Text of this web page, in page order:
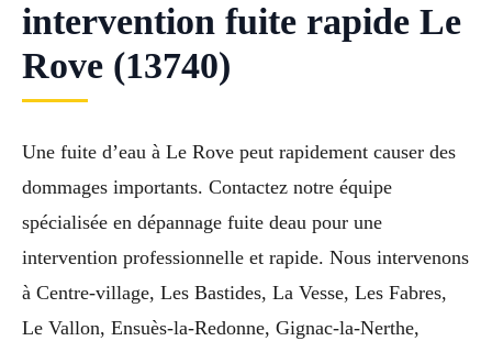
intervention fuite rapide Le
Rove (13740)
Une fuite d’eau à Le Rove peut rapidement causer des
dommages importants. Contactez notre équipe
spécialisée en dépannage fuite deau pour une
intervention professionnelle et rapide. Nous intervenons
à Centre-village, Les Bastides, La Vesse, Les Fabres,
Le Vallon, Ensuès-la-Redonne, Gignac-la-Nerthe,